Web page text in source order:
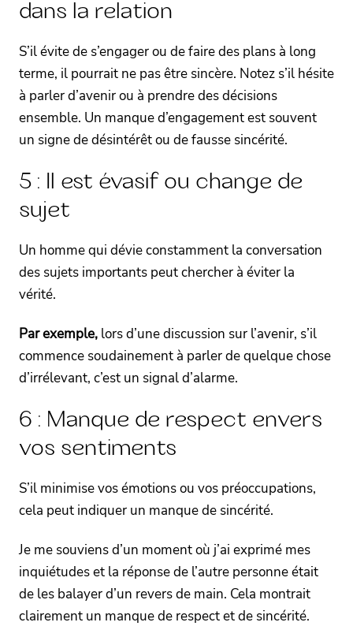
dans la relation
S’il évite de s’engager ou de faire des plans à long
terme, il pourrait ne pas être sincère. Notez s’il hésite
à parler d’avenir ou à prendre des décisions
ensemble. Un manque d’engagement est souvent
un signe de désintérêt ou de fausse sincérité.
5 : Il est évasif ou change de
sujet
Un homme qui dévie constamment la conversation
des sujets importants peut chercher à éviter la
vérité.
Par exemple, lors d’une discussion sur l’avenir, s’il
commence soudainement à parler de quelque chose
d’irrélevant, c’est un signal d’alarme.
6 : Manque de respect envers
vos sentiments
S’il minimise vos émotions ou vos préoccupations,
cela peut indiquer un manque de sincérité.
Je me souviens d’un moment où j’ai exprimé mes
inquiétudes et la réponse de l’autre personne était
de les balayer d’un revers de main. Cela montrait
clairement un manque de respect et de sincérité.